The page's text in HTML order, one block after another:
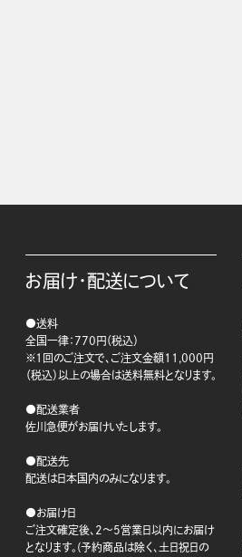
お届け・配送について
●送料
全国一律：770円（税込）
※1回のご注文で、ご注文金額11,000円
（税込）以上の場合は送料無料となります。
●配送業者
佐川急便がお届けいたします。
●配送先
配送は日本国内のみになります。
●お届け日
ご注文確定後、2～5営業日以内にお届け
となります。(予約商品は除く、土日祝日の